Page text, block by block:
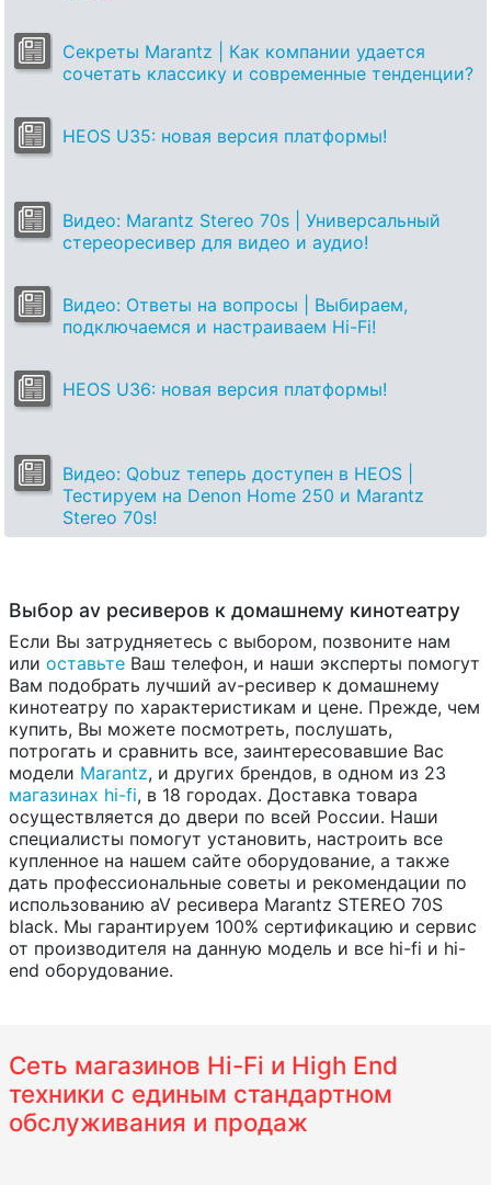
Секреты Marantz | Как компании удается
сочетать классику и современные тенденции?
HEOS U35: новая версия платформы!
Видео: Marantz Stereo 70s | Универсальный
стереоресивер для видео и аудио!
Видео: Ответы на вопросы | Выбираем,
подключаемся и настраиваем Hi-Fi!
HEOS U36: новая версия платформы!
Видео: Qobuz теперь доступен в HEOS |
Тестируем на Denon Home 250 и Marantz
Stereo 70s!
Выбор av ресиверов к домашнему кинотеатру
Если Вы затрудняетесь с выбором, позвоните нам
или оставьте Ваш телефон, и наши эксперты помогут
Вам подобрать лучший av-ресивер к домашнему
кинотеатру по характеристикам и цене. Прежде, чем
купить, Вы можете посмотреть, послушать,
потрогать и сравнить все, заинтересовавшие Вас
модели Marantz, и других брендов, в одном из 23
магазинах hi-fi, в 18 городах. Доставка товара
осуществляется до двери по всей России. Наши
специалисты помогут установить, настроить все
купленное на нашем сайте оборудование, а также
дать профессиональные советы и рекомендации по
использованию aV ресивера Marantz STEREO 70S
black. Мы гарантируем 100% сертификацию и сервис
от производителя на данную модель и все hi-fi и hi-
end оборудование.
Сеть магазинов Hi-Fi и High End
техники с единым стандартном
обслуживания и продаж